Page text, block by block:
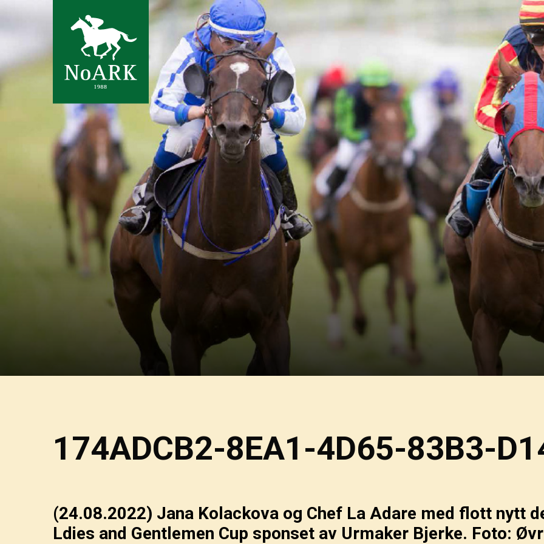
174ADCB2-8EA1-4D65-83B3-
(24.08.2022) Jana Kolackova og Chef La Adare med flott nytt
Ldies and Gentlemen Cup sponset av Urmaker Bjerke. Foto: